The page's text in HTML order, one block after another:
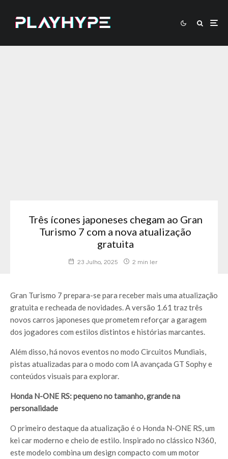
Três ícones japoneses chegam ao Gran
Turismo 7 com a nova atualização
gratuita
23 Julho, 2025 2 min ler
Gran Turismo 7 prepara-se para receber mais uma atualização
gratuita e recheada de novidades. A versão 1.61 traz três
novos carros japoneses que prometem reforçar a garagem
dos jogadores com estilos distintos e histórias marcantes.
Além disso, há novos eventos no modo Circuitos Mundiais,
pistas atualizadas para o modo com IA avançada GT Sophy e
conteúdos visuais para explorar.
Honda N-ONE RS: pequeno no tamanho, grande na
personalidade
O primeiro destaque da atualização é o Honda N-ONE RS, um
kei car moderno e cheio de estilo. Inspirado no clássico N360,
este modelo combina um design compacto com um motor